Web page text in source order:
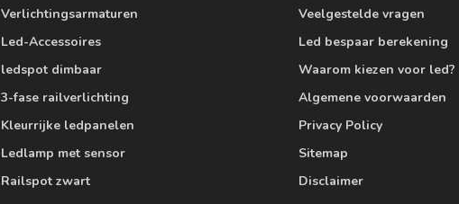
Verlichtingsarmaturen
Led-Accessoires
ledspot dimbaar
3-fase railverlichting
Kleurrijke ledpanelen
Ledlamp met sensor
Railspot zwart
Veelgestelde vragen
Led bespaar berekening
Waarom kiezen voor led?
Algemene voorwaarden
Privacy Policy
Sitemap
Disclaimer